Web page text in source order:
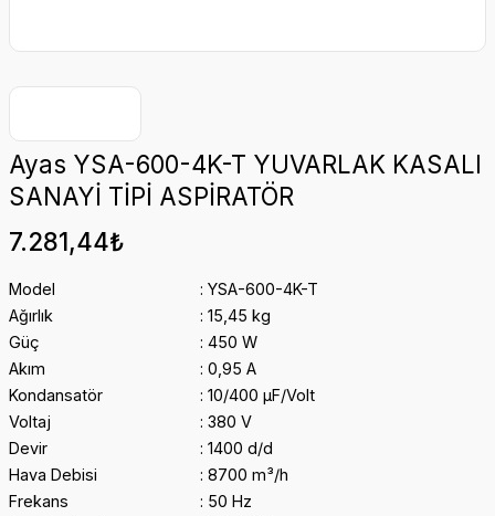
Ayas YSA-600-4K-T YUVARLAK KASALI
SANAYİ TİPİ ASPİRATÖR
7.281,44₺
Model
YSA-600-4K-T
Ağırlık
15,45 kg
Güç
450 W
Akım
0,95 A
Kondansatör
10/400 μF/Volt
Voltaj
380 V
Devir
1400 d/d
Hava Debisi
8700 m³/h
Frekans
50 Hz